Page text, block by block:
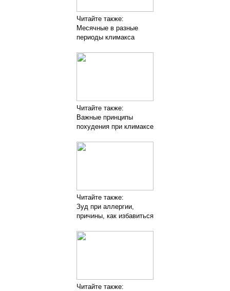
Читайте также:
Месячные в разные
периоды климакса
Читайте также:
Важные принципы
похудения при климаксе
Читайте также:
Зуд при аллергии,
причины, как избавиться
Читайте также: